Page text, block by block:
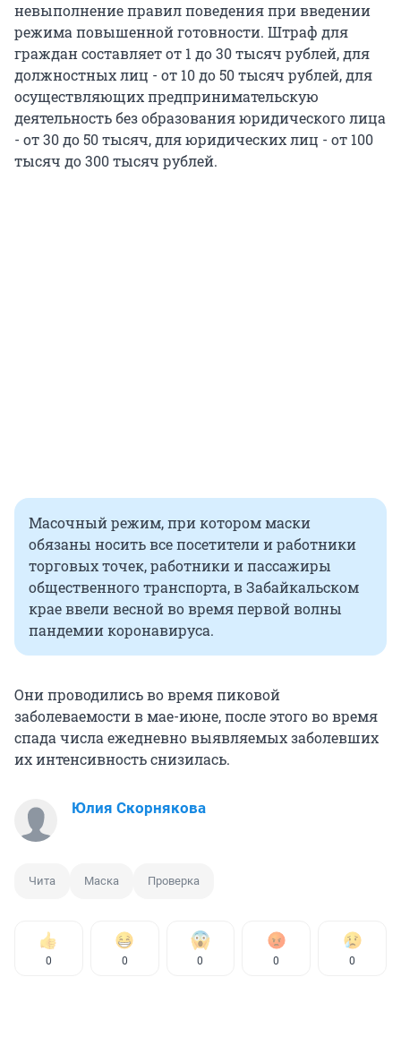
невыполнение правил поведения при введении
режима повышенной готовности. Штраф для
граждан составляет от 1 до 30 тысяч рублей, для
должностных лиц - от 10 до 50 тысяч рублей, для
осуществляющих предпринимательскую
деятельность без образования юридического лица
- от 30 до 50 тысяч, для юридических лиц - от 100
тысяч до 300 тысяч рублей.
Масочный режим, при котором маски
обязаны носить все посетители и работники
торговых точек, работники и пассажиры
общественного транспорта, в Забайкальском
крае ввели весной во время первой волны
пандемии коронавируса.
Они проводились во время пиковой
заболеваемости в мае-июне, после этого во время
спада числа ежедневно выявляемых заболевших
их интенсивность снизилась.
Юлия Скорнякова
Чита Маска Проверка
0 0 0 0 0